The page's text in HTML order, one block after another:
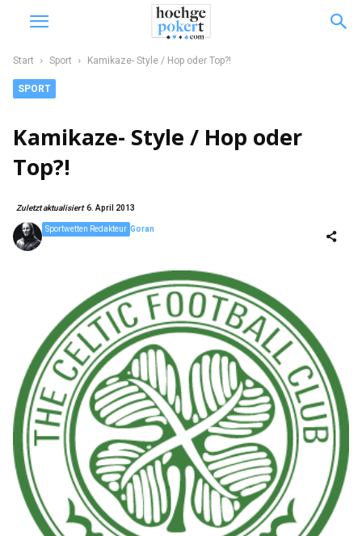
Start Sport Kamikaze- Style / Hop oder Top?!
SPORT
Kamikaze- Style / Hop oder
Top?!
Zuletzt aktualisiert6. April 2013
Goran
Sportwetten Redakteur